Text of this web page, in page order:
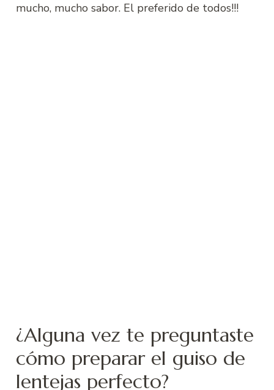
mucho, mucho sabor. El preferido de todos!!!
¿Alguna vez te preguntaste
cómo preparar el guiso de
lentejas perfecto?